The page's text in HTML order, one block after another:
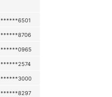
******6501
******8706
******0965
******2574
******3000
******8297